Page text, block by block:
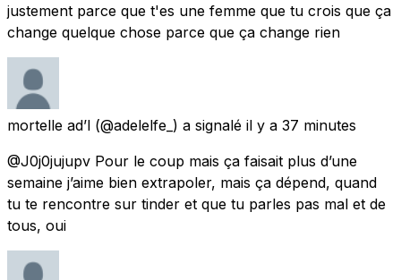
justement parce que t'es une femme que tu crois que ça
change quelque chose parce que ça change rien
mortelle ad’l (@adelelfe_) a signalé il y a 37 minutes
@J0j0jujupv Pour le coup mais ça faisait plus d’une
semaine j’aime bien extrapoler, mais ça dépend, quand
tu te rencontre sur tinder et que tu parles pas mal et de
tous, oui